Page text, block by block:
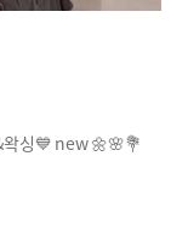
왁싱💙 new 🌼🌸💐